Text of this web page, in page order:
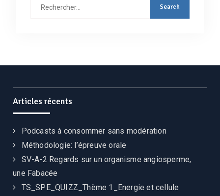
Articles récents
Podcasts à consommer sans modération
Méthodologie: l’épreuve orale
SV-A-2 Regards sur un organisme angiosperme,
une Fabacée
TS_SPE_QUIZZ_Thème 1_Energie et cellule